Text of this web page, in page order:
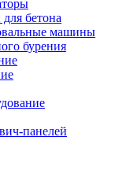
бетона
машины
бурения
панелей